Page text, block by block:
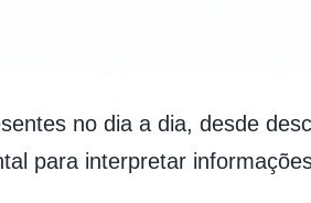
no dia a dia, desde
para interpretar